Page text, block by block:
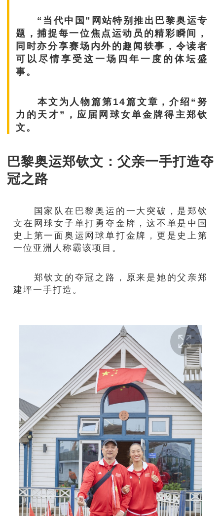
“当代中国”网站特别推出巴黎奥运专
题，捕捉每一位焦点运动员的精彩瞬间，
同时亦分享赛场内外的趣闻轶事，令读者
可以尽情享受这一场四年一度的体坛盛
事。
本文为人物篇第14篇文章，介绍“努
力的天才”，应届网球女单金牌得主郑钦
文。
巴黎奥运郑钦文：父亲一手打造夺
冠之路
国家队在巴黎奥运的一大突破，是郑钦
文在网球女子单打勇夺金牌，这不单是中国
史上第一面奥运网球单打金牌，更是史上第
一位亚洲人称霸该项目。
郑钦文的夺冠之路，原来是她的父亲郑
建坪一手打造。